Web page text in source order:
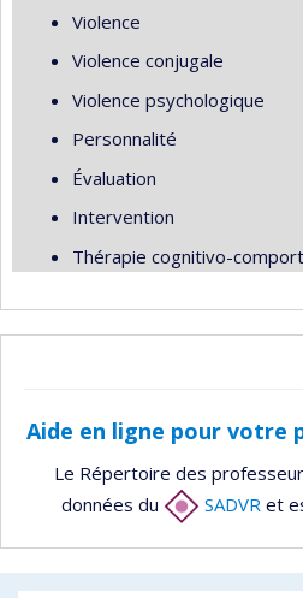
Violence
Violence conjugale
Violence psychologique
Personnalité
Évaluation
Intervention
Thérapie cognitivo-
Aide en ligne pour votre
Le Répertoire des
données du
SADVR et